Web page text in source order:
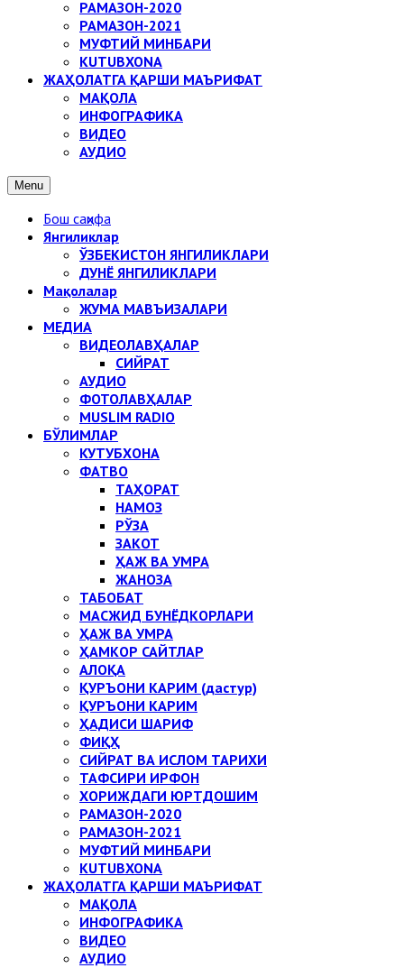
РАМАЗОН-2020
РАМАЗОН-2021
МУФТИЙ МИНБАРИ
KUTUBXONA
ЖАҲОЛАТГА ҚАРШИ МАЪРИФАТ
МАҚОЛА
ИНФОГРАФИКА
ВИДЕО
АУДИО
Menu
Бош саҳифа
Янгиликлар
ЎЗБЕКИСТОН ЯНГИЛИКЛАРИ
ДУНЁ ЯНГИЛИКЛАРИ
Мақолалар
ЖУМА МАВЪИЗАЛАРИ
МЕДИА
ВИДЕОЛАВҲАЛАР
СИЙРАТ
АУДИО
ФОТОЛАВҲАЛАР
MUSLIM RADIO
БЎЛИМЛАР
КУТУБХОНА
ФАТВО
ТАҲОРАТ
НАМОЗ
РЎЗА
ЗАКОТ
ҲАЖ ВА УМРА
ЖАНОЗА
ТАБОБАТ
МАСЖИД БУНЁДКОРЛАРИ
ҲАЖ ВА УМРА
ҲАМКОР САЙТЛАР
АЛОҚА
ҚУРЪОНИ КАРИМ (дастур)
ҚУРЪОНИ КАРИМ
ҲАДИСИ ШАРИФ
ФИҚҲ
СИЙРАТ ВА ИСЛОМ ТАРИХИ
ТАФСИРИ ИРФОН
ХОРИЖДАГИ ЮРТДОШИМ
РАМАЗОН-2020
РАМАЗОН-2021
МУФТИЙ МИНБАРИ
KUTUBXONA
ЖАҲОЛАТГА ҚАРШИ МАЪРИФАТ
МАҚОЛА
ИНФОГРАФИКА
ВИДЕО
АУДИО